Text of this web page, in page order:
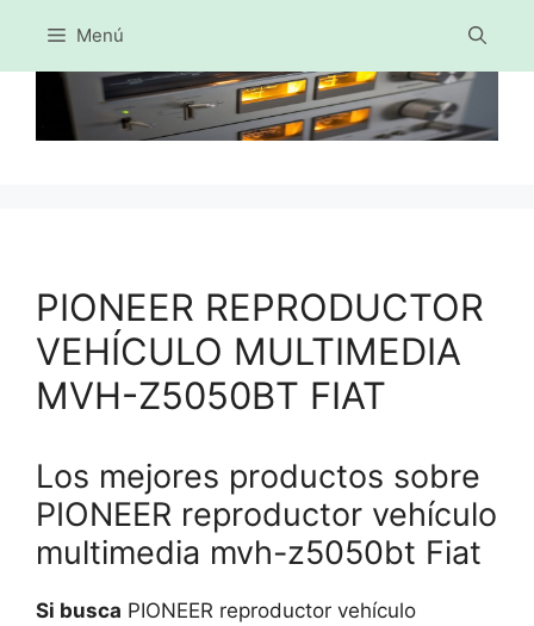
Saltar
al
contenido
Menú
PIONEER REPRODUCTOR
VEHÍCULO MULTIMEDIA
MVH-Z5050BT FIAT
Los mejores productos sobre
PIONEER reproductor vehículo
multimedia mvh-z5050bt Fiat
Si busca PIONEER reproductor vehículo